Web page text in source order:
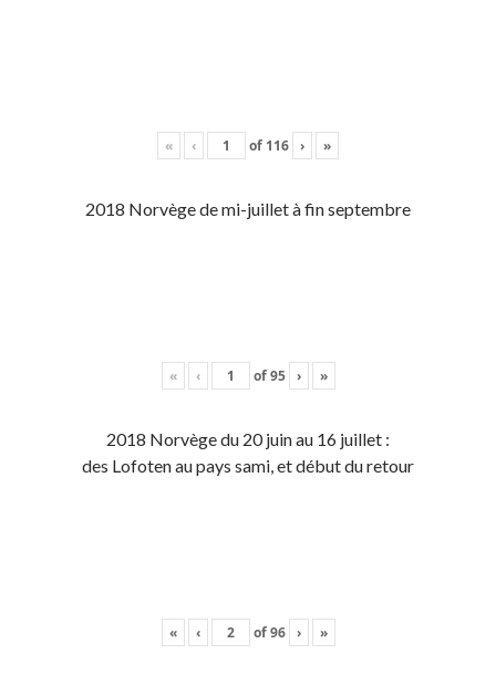
« ‹ of 116 › »
2018 Norvège de mi-juillet à fin septembre
« ‹ of95 › »
2018 Norvège du 20 juin au 16 juillet :
des Lofoten au pays sami, et début du retour
« ‹ of96 › »